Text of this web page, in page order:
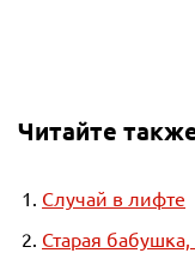
Читайте
Случай в лифте
Старая бабушка,